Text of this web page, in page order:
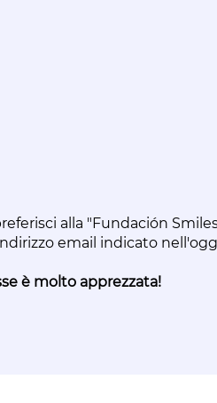
alla "Fundación
email indicato
è molto apprezzata!